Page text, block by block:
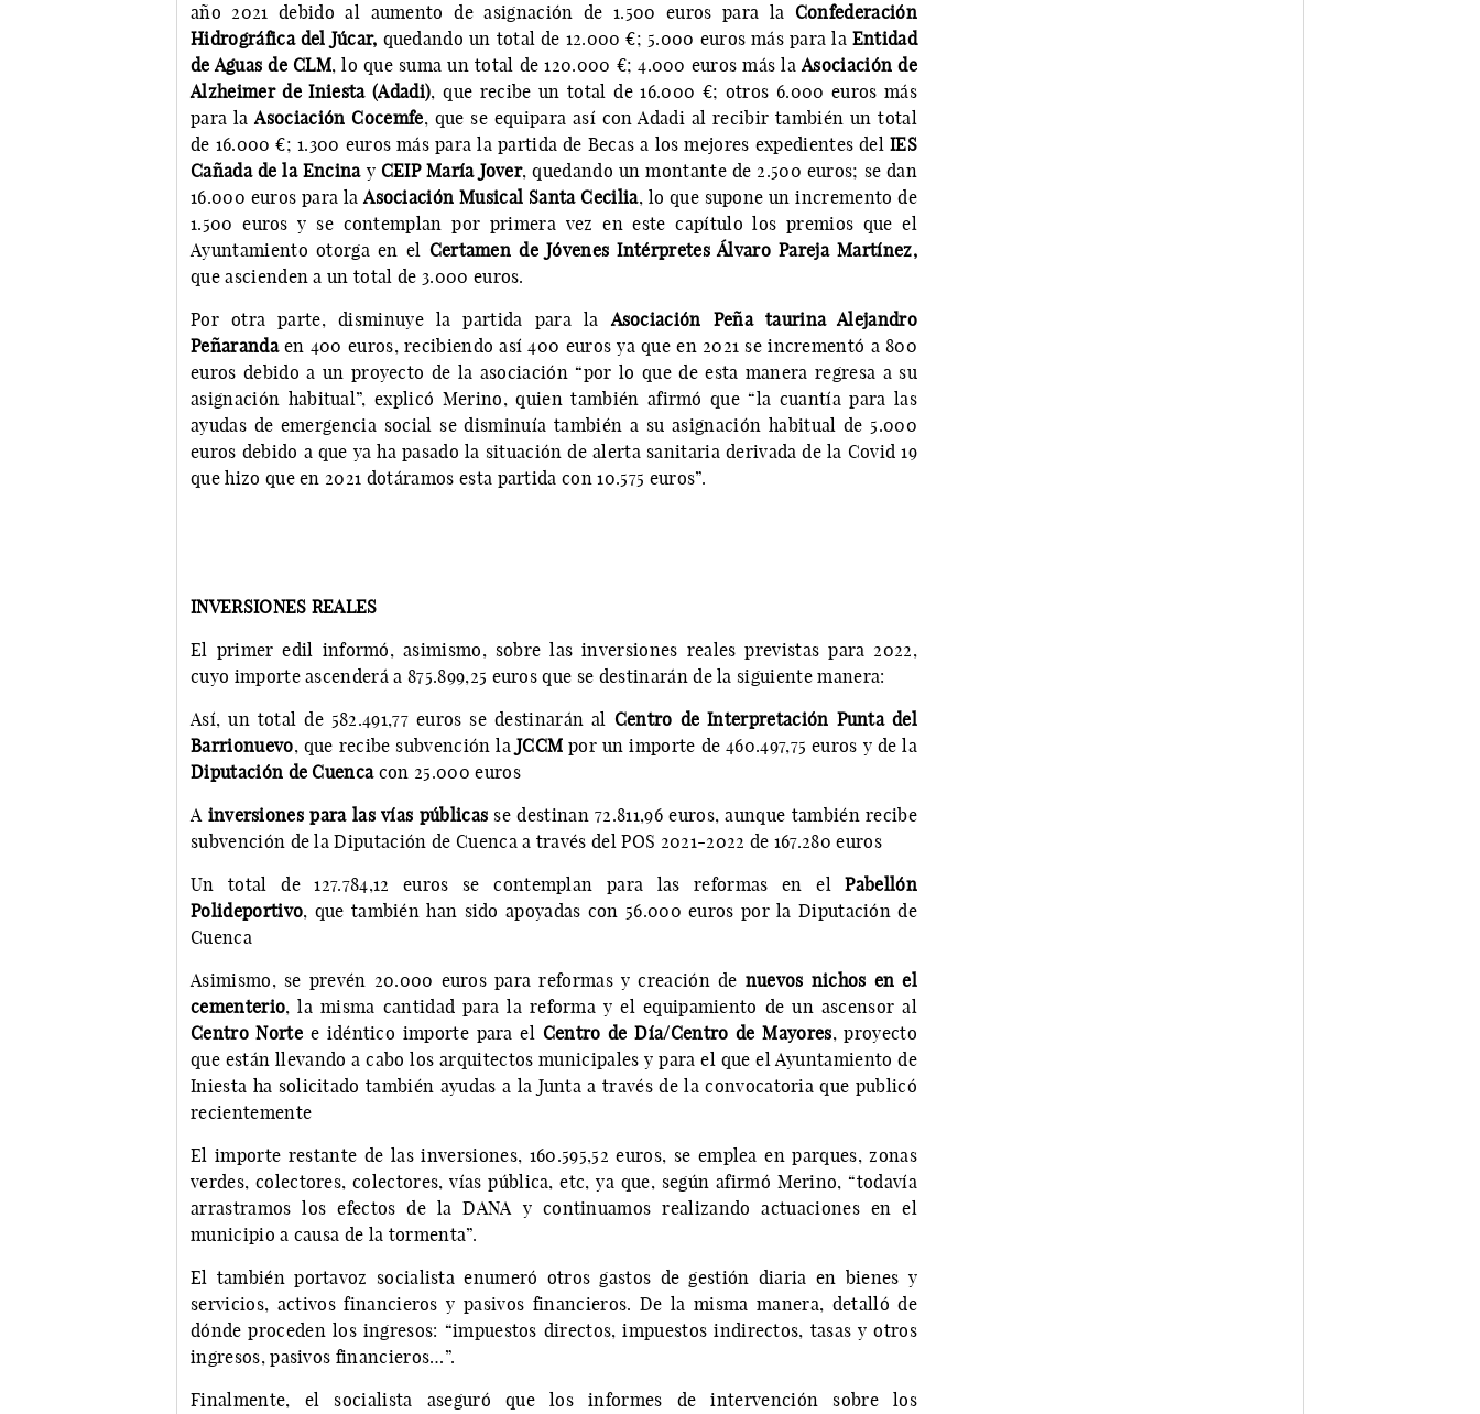
año 2021 debido al aumento de asignación de 1.500 euros para la Confederación
Hidrográfica del Júcar, quedando un total de 12.000 €; 5.000 euros más para la Entidad
de Aguas de CLM, lo que suma un total de 120.000 €; 4.000 euros más laAsociación de
Alzheimer de Iniesta (Adadi), que recibe un total de 16.000 €; otros 6.000 euros más
para laAsociación Cocemfe, que se equipara así con Adadi al recibir también un total
de 16.000 €; 1.300 euros más para la partida de Becas a los mejores expedientes delIES
Cañada de la Encinay CEIP María Jover, quedando un montante de 2.500 euros; se dan
16.000 euros para laAsociación Musical Santa Cecilia, lo que supone un incremento de
1.500 euros y se contemplan por primera vez en este capítulo los premios que el
Ayuntamiento otorga en el Certamen de Jóvenes Intérpretes Álvaro Pareja Martínez,
que ascienden a un total de 3.000 euros.
Por otra parte, disminuye la partida para laAsociación Peña taurina Alejandro
Peñarandaen 400 euros, recibiendo así 400 euros ya que en 2021 se incrementó a 800
euros debido a un proyecto de la asociación “por lo que de esta manera regresa a su
asignación habitual”, explicó Merino, quien también afirmó que “la cuantía para las
ayudas de emergencia social se disminuía también a su asignación habitual de 5.000
euros debido a que ya ha pasado la situación de alerta sanitaria derivada de la Covid 19
que hizo que en 2021 dotáramos esta partida con 10.575 euros”.
INVERSIONES REALES
El primer edil informó, asimismo, sobre las inversiones reales previstas para 2022,
cuyo importe ascenderá a 875.899,25 euros que se destinarán de la siguiente manera:
Así, un total de 582.491,77 euros se destinarán al Centro de Interpretación Punta del
Barrionuevo, que recibe subvención la JCCMpor un importe de 460.497,75 euros y de la
Diputación de Cuencacon 25.000 euros
A inversiones para las vías públicas se destinan 72.811,96 euros, aunque también recibe
subvención de la Diputación de Cuenca a través del POS 2021-2022 de 167.280 euros
Un total de 127.784,12 euros se contemplan para las reformas en elPabellón
Polideportivo, que también han sido apoyadas con 56.000 euros por la Diputación de
Cuenca
Asimismo, se prevén 20.000 euros para reformas y creación de nuevos nichos en el
cementerio, la misma cantidad para la reforma y el equipamiento de un ascensor al
Centro Norte e idéntico importe para el Centro de Día/Centro de Mayores, proyecto
que están llevando a cabo los arquitectos municipales y para el que el Ayuntamiento de
Iniesta ha solicitado también ayudas a la Junta a través de la convocatoria que publicó
recientemente
El importe restante de las inversiones, 160.595,52 euros, se emplea en parques, zonas
verdes, colectores, colectores, vías pública, etc, ya que, según afirmó Merino, “todavía
arrastramos los efectos de la DANA y continuamos realizando actuaciones en el
municipio a causa de la tormenta”.
El también portavoz socialista enumeró otros gastos de gestión diaria en bienes y
servicios, activos financieros y pasivos financieros. De la misma manera, detalló de
dónde proceden los ingresos: “impuestos directos, impuestos indirectos, tasas y otros
ingresos, pasivos financieros…”.
Finalmente, el socialista aseguró que los informes de intervención sobre los